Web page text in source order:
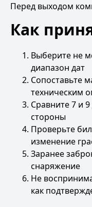
Перед выходом
Как
Выберите не
диапазон дат
Сопоставьте
техническим
Сравните 7 и
стороны
Проверьте
изменение
Заранее
снаряжение
Не
как